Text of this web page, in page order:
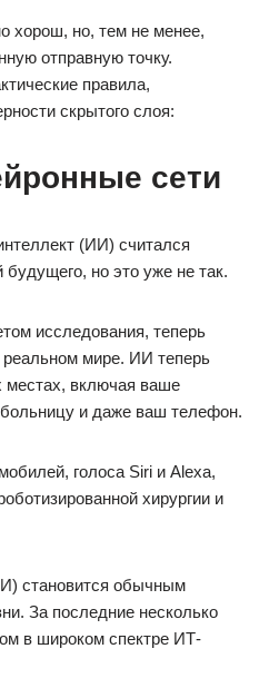
хорош, но, тем не менее,
отправную точку.
правила,
скрытого слоя:
сети
(ИИ) считался
будущего, но это уже не так.
исследования, теперь
реальном мире. ИИ теперь
местах, включая ваше
и даже ваш телефон.
голоса Siri и Alexa,
хирургии и
становится обычным
За последние несколько
в широком спектре ИТ-